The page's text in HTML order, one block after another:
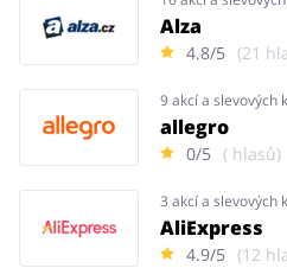
Alza
4.8/5 (21
9 akcí a slevových
allegro
0/5 ( hlasů)
3 akcí a slevových
AliExpress
4.9/5 (12